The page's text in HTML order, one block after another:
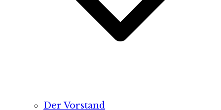
Der Vorstand